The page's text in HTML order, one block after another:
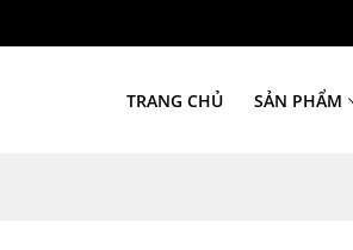
TRANG CHỦ SẢN PHẨM